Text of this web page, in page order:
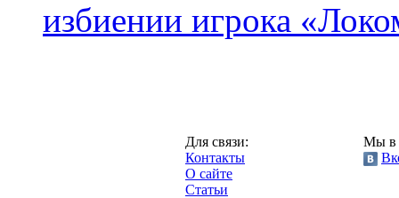
избиении игрока
Для связи:
Контакты
О сайте
Статьи
Мы в